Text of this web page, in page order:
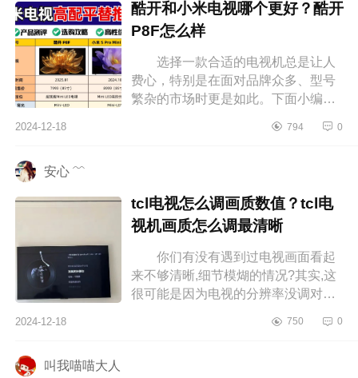
酷开和小米电视哪个更好？酷开
P8F怎么样
选择一款合适的电视机总是让人
费心，特别是在面对品牌众多、型号
繁杂的市场时更是如此。下面小编为
好？酷开P8F怎么样 酷开和小米
2024-12-18 794 0
安心 ﹌
tcl电视怎么调画质数值？tcl电
视机画质怎么调最清晰
你们有没有遇到过电视画面看起
来不够清晰,细节模煳的情况?其实,这
很可能是因为电视的分辨率没调对，
画质数值？tcl电视机画质怎么调最...
2024-12-18 750 0
叫我喵喵大人